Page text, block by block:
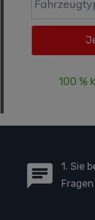
100 %
1. Sie